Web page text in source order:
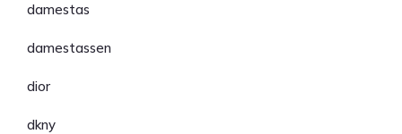
damestas
damestassen
dior
dkny